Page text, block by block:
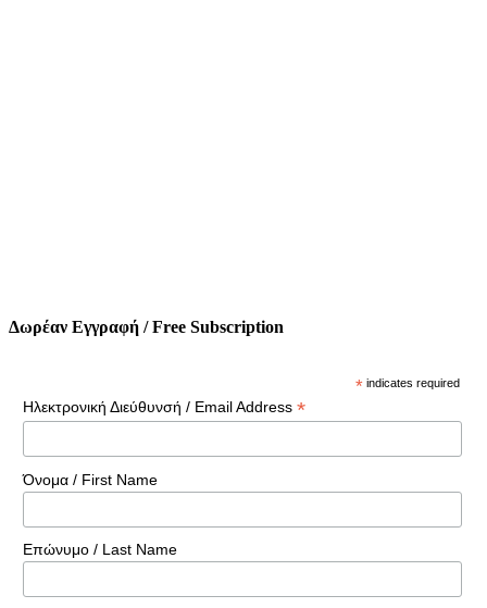
Δωρέαν Εγγραφή / Free Subscription
* indicates required
Ηλεκτρονική Διεύθυνσή / Email Address *
Όνομα / First Name
Επώνυμο / Last Name